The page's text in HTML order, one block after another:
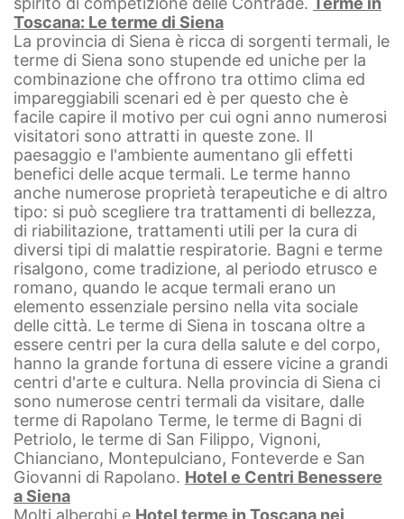
Toscana: Le terme di Siena
La provincia di Siena è ricca di sorgenti termali, le
terme di Siena sono stupende ed uniche per la
combinazione che offrono tra ottimo clima ed
impareggiabili scenari ed è per questo che è
facile capire il motivo per cui ogni anno numerosi
visitatori sono attratti in queste zone. Il
paesaggio e l'ambiente aumentano gli effetti
benefici delle acque termali. Le terme hanno
anche numerose proprietà terapeutiche e di altro
tipo: si può scegliere tra trattamenti di bellezza,
di riabilitazione, trattamenti utili per la cura di
diversi tipi di malattie respiratorie. Bagni e terme
risalgono, come tradizione, al periodo etrusco e
romano, quando le acque termali erano un
elemento essenziale persino nella vita sociale
delle città. Le terme di Siena in toscana oltre a
essere centri per la cura della salute e del corpo,
hanno la grande fortuna di essere vicine a grandi
centri d'arte e cultura. Nella provincia di Siena ci
sono numerose centri termali da visitare, dalle
terme di Rapolano Terme, le terme di Bagni di
Petriolo, le terme di San Filippo, Vignoni,
Chianciano, Montepulciano, Fonteverde e San
Giovanni di Rapolano. Hotel e Centri Benessere
a Siena